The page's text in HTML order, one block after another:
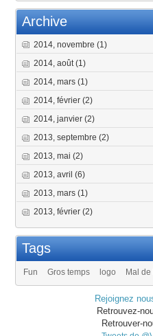
Archive
2014, novembre(1)
2014, août(1)
2014, mars(1)
2014, février(2)
2014, janvier(2)
2013, septembre(2)
2013, mai(2)
2013, avril(6)
2013, mars(1)
2013, février(2)
Tags
Fun Gros temps logo Mal de
Rejoignez
Retrouvez-
Retrouver-